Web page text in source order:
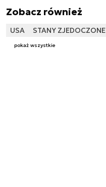
Zobacz również
USA STANY ZJEDOCZONE
pokaż wszystkie